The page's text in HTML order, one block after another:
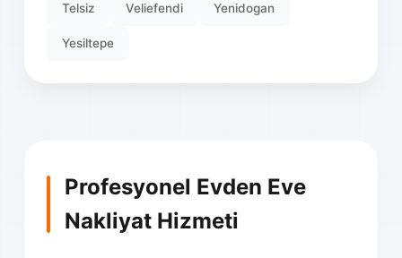
Profesyonel Evden Eve
Nakliyat Hizmeti
Telsiz Veliefendi Yenidogan
Yesiltepe